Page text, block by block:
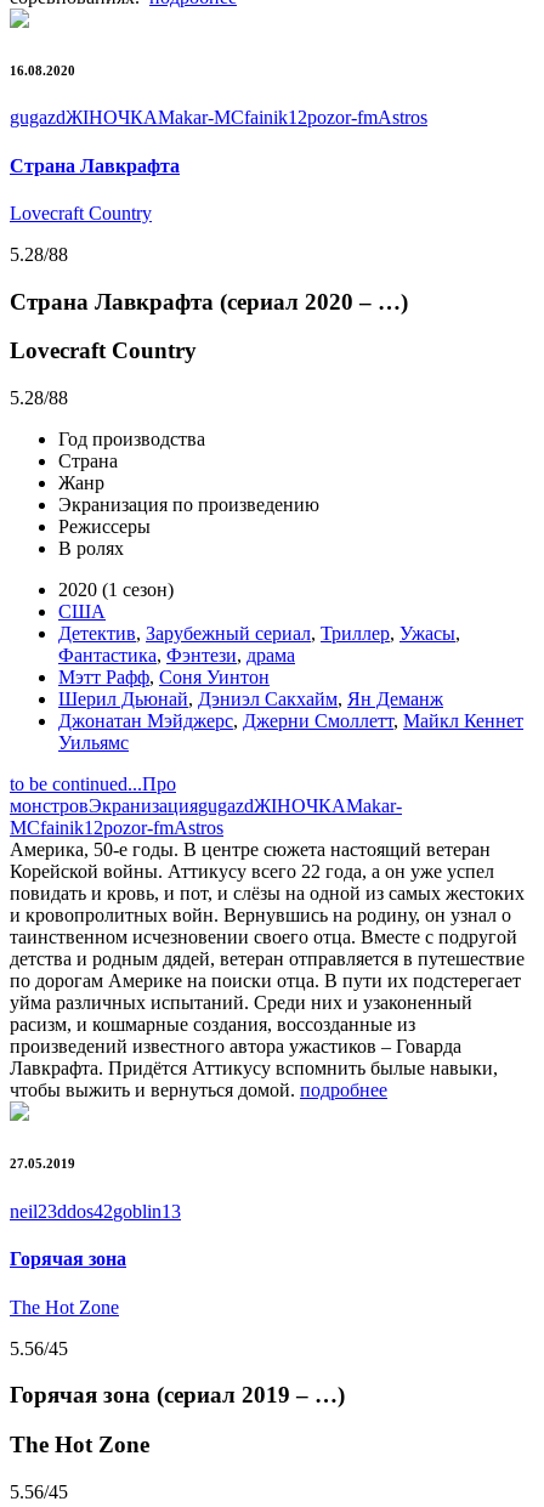
16.08.2020
gugazdЖIНОЧКАMakar-MCfainik12pozor-fmAstros
Страна Лавкрафта
Lovecraft Country
5.28/88
Страна Лавкрафта (сериал 2020 – …)
Lovecraft Country
5.28/88
Год производства
Страна
Жанр
Экранизация по произведению
Режиссеры
В ролях
2020 (1 сезон)
США
Детектив, Зарубежный сериал, Триллер, Ужасы,
Фантастика, Фэнтези, драма
Мэтт Рафф, Соня Уинтон
Шерил Дьюнай, Дэниэл Сакхайм, Ян Деманж
Джонатан Мэйджерс, Джерни Смоллетт, Майкл Кеннет
Уильямс
to be continued...Про
монстровЭкранизацияgugazdЖIНОЧКАMakar-
MCfainik12pozor-fmAstros
Америка, 50-е годы. В центре сюжета настоящий ветеран
Корейской войны. Аттикусу всего 22 года, а он уже успел
повидать и кровь, и пот, и слёзы на одной из самых жестоких
и кровопролитных войн. Вернувшись на родину, он узнал о
таинственном исчезновении своего отца. Вместе с подругой
детства и родным дядей, ветеран отправляется в путешествие
по дорогам Америке на поиски отца. В пути их подстерегает
уйма различных испытаний. Среди них и узаконенный
расизм, и кошмарные создания, воссозданные из
произведений известного автора ужастиков – Говарда
Лавкрафта. Придётся Аттикусу вспомнить былые навыки,
чтобы выжить и вернуться домой. подробнее
27.05.2019
neil23ddos42goblin13
Горячая зона
The Hot Zone
5.56/45
Горячая зона (сериал 2019 – …)
The Hot Zone
5.56/45